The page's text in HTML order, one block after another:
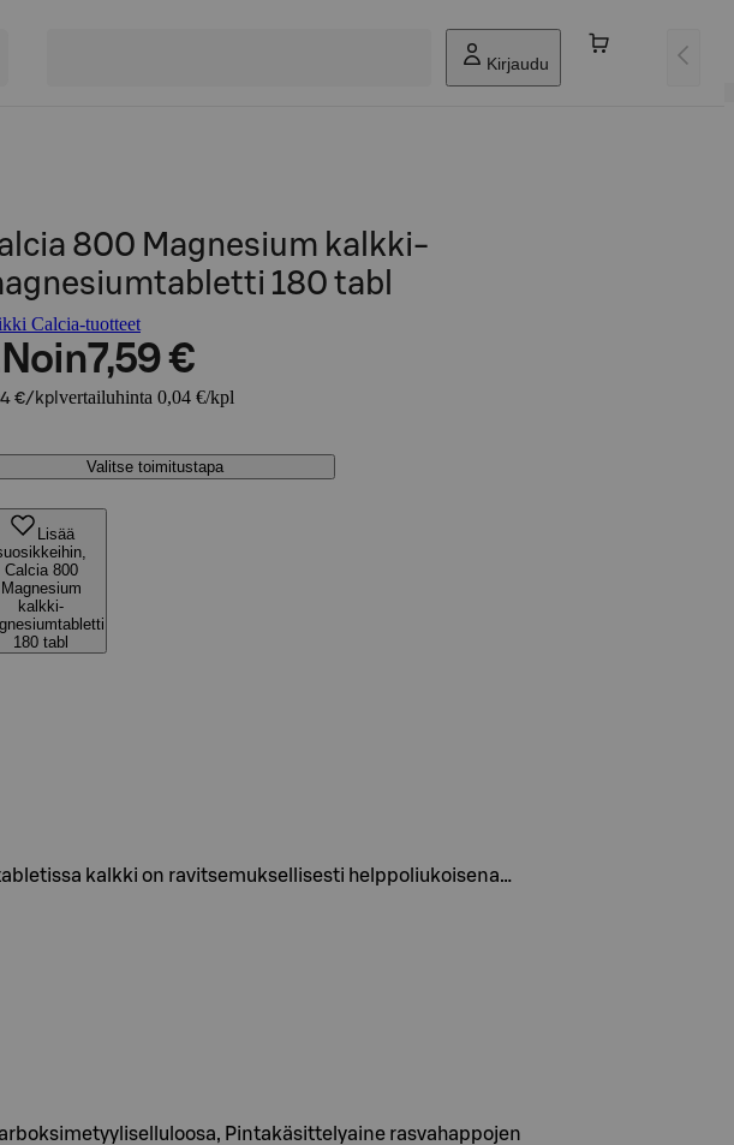
Kirjaudu
800 Magnesium kalkki-
180 tabl
Calcia-tuotteet
Noin7,59 €
€/kpl vertailuhinta 0,04 €/kpl
Valitse toimitustapa
Lisää
Calcia 800
Magnesium
kalkki-
180 tabl
kalkki on ravitsemuksellisesti helppoliukoisena…
Pintakäsittelyaine rasvahappojen